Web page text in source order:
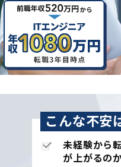
こんな不安
未経験から
が上がるの